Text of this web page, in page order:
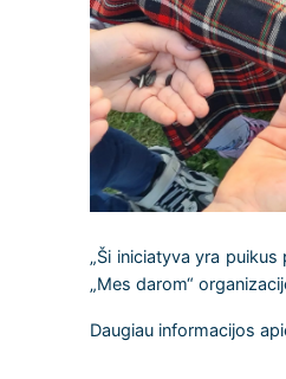
„Ši iniciatyva yra
„Mes darom“
Daugiau informacijos